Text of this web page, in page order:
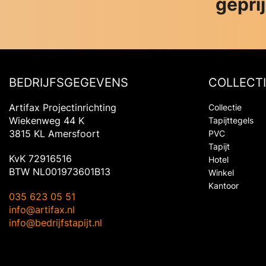
BEDRIJFSGEGEVENS
Artifax Projectinrichting
Wiekenweg 44 K
3815 KL Amersfoort
KvK 72916516
BTW NL001973601B13
035 623 05 51
info@artifax.nl
info@bedrijfstapijt.nl
Collectie
Tapijttegels
PVC
Tapijt
Hotel
Winkel
Kantoor